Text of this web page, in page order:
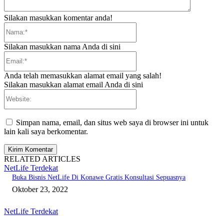
Silakan masukkan komentar anda!
Silakan masukkan nama Anda di sini
Anda telah memasukkan alamat email yang salah!
Silakan masukkan alamat email Anda di sini
Simpan nama, email, dan situs web saya di browser ini untuk
lain kali saya berkomentar.
RELATED ARTICLES
NetLife Terdekat
Buka Bisnis NetLife Di Konawe Gratis Konsultasi Sepuasnya
Oktober 23, 2022
NetLife Terdekat